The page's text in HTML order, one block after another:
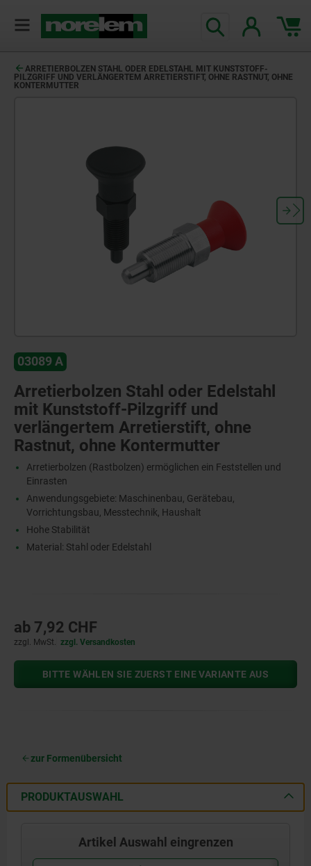
ARRETIERBOLZEN STAHL ODER EDELSTAHL MIT KUNSTSTOFF-
PILZGRIFF UND VERLÄNGERTEM ARRETIERSTIFT, OHNE RASTNUT, OHNE
KONTERMUTTER
03089 A
Arretierbolzen Stahl oder Edelstahl
mit Kunststoff-Pilzgriff und
verlängertem Arretierstift, ohne
Rastnut, ohne Kontermutter
Arretierbolzen (Rastbolzen) ermöglichen ein Feststellen und
Einrasten
Anwendungsgebiete: Maschinenbau, Gerätebau,
Vorrichtungsbau, Messtechnik, Haushalt
Hohe Stabilität
Material: Stahl oder Edelstahl
ab 7,92 CHF
zzgl. MwSt. zzgl. Versandkosten
BITTE WÄHLEN SIE ZUERST EINE VARIANTE AUS
zur Formenübersicht
PRODUKTAUSWAHL
Artikel Auswahl eingrenzen